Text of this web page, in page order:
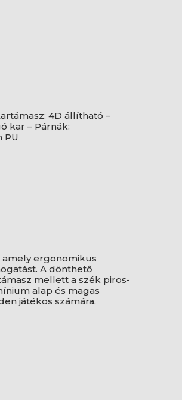
4D állítható –
kar – Párnák:
PU
amely ergonomikus
A dönthető
mellett a szék piros-
alap és magas
játékos számára.